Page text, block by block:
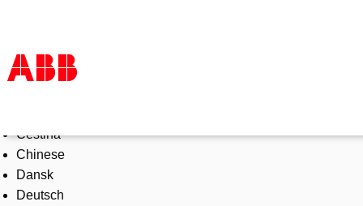
Products & Solutions
Industries
Services
About us
Čeština
Chinese
Dansk
Deutsch